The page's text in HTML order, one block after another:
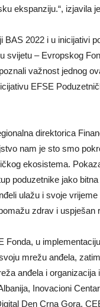
ekspanziju.“, izjavila
BAS 2022 i u inicijativi
svijetu – Evropskog
važnost jednog
EFSE
direktorica
nam je sto smo
ekosistema.
poduzetnike jako
ulažu i svoje
zdrav i uspješan
Fonda, u
mrežu anđela,
anđela i
Inovacioni
Den Crna Gora,